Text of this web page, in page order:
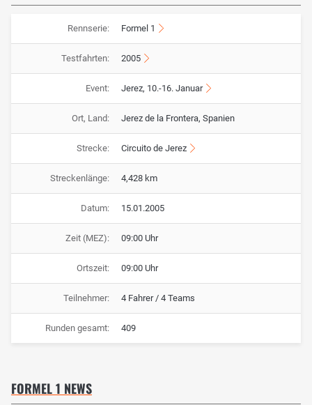
Rennserie: Formel 1
Testfahrten: 2005
Event: Jerez, 10.-16. Januar
Ort, Land: Jerez de la Frontera, Spanien
Strecke: Circuito de Jerez
Streckenlänge: 4,428 km
Datum: 15.01.2005
Zeit (MEZ): 09:00 Uhr
Ortszeit: 09:00 Uhr
Teilnehmer: 4 Fahrer / 4 Teams
Runden gesamt: 409
FORMEL 1 NEWS